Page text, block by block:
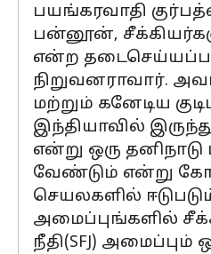
பயங்கரவாதி
பன்னூன்,
என்ற
நிறுவனராவார்.
மற்றும் கனேடிய
இந்தியாவில்
என்று ஒரு தனிநாடு
வேண்டும் என்று
செயலகளில்
அமைப்புங்களில்
நீதி(SFJ) அமைப்பும்